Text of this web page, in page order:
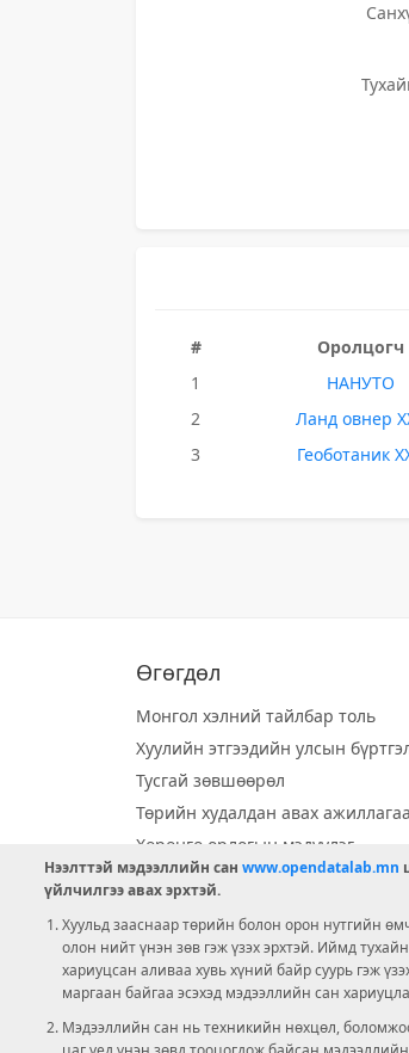
# Оролцогч
1
НАНУТО
2
Ланд овнер
3
Геоботаник
Өгөгдөл
Монгол хэлний тайлбар толь
Хуулийн этгээдийн улсын
Тусгай зөвшөөрөл
Төрийн худалдан авах ажиллагаа
Хөрөнгө орлогын мэдүүлэг
Орон нутгийн хөгжлийн сан
Ээлжит сонгууль
Ашигт малтмал тусгай
Нээлттэй мэдээллийн сан www.opendatalab.mn
үйлчилгээ авах эрхтэй.
Хуульд зааснаар төрийн болон орон нутгийн
олон нийт үнэн зөв гэж үзэх эрхтэй. Иймд
хариуцсан аливаа хувь хүний байр суурь гэж
маргаан байгаа эсэхэд мэдээллийн сан
Мэдээллийн сан нь техникийн нөхцөл,